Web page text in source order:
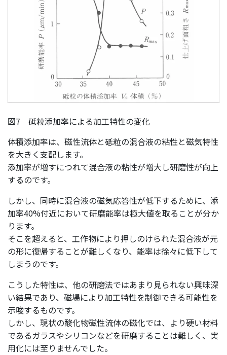
図7 砥粒添加率による加工特性の変化
体積添加率は、磁性流体と砥粒の混合液の粘性と磁気特性
を大きく支配します。
添加率が増すにつれて混合液の粘性が増大し研磨性が向上
するのです。
しかし、同時に混合液の磁気応答性が低下するために、添
加率40%付近において研磨能率は極大値を取ることが分か
ります。
そこを超えると、工作物により押しのけられた混合液が元
の形に復帰することが難しくなり、能率は徐々に低下して
しまうのです。
こうした特性は、他の研磨法ではあまり見られない興味深
い結果であり、磁場により加工特性を制御できる可能性を
示唆するものです。
しかし、現状の酸化物磁性流体の磁化では、より硬い材料
であるガラスやシリコンなどを研磨することは難しく、実
用化には至りませんでした。